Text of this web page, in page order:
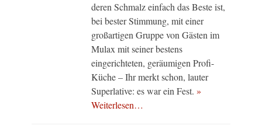
deren Schmalz einfach das Beste ist,
bei bester Stimmung, mit einer
großartigen Gruppe von Gästen im
Mulax mit seiner bestens
eingerichteten, geräumigen Profi-
Küche – Ihr merkt schon, lauter
Superlative: es war ein Fest. »
Weiterlesen…